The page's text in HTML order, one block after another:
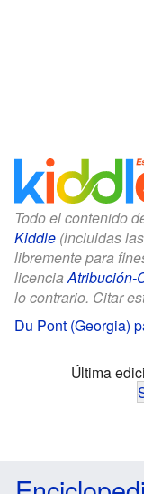
Todo el contenido
Kiddle (incluidas
libremente para
licenciaAtribución-
lo contrario. Citar
Du Pont (Georgia)
Última